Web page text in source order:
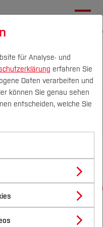
DE|EN Quicklinks
für
für Analyse- und
erfahren Sie
Daten verarbeiten und
können Sie genau sehen
entscheiden, welche Sie